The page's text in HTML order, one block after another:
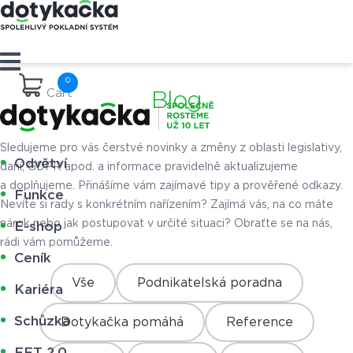
Cart
Odvětví
Funkce
E-shop
Ceník
Kariéra
Schůzka
Blog
Sledujeme pro vás čerstvé novinky a změny z oblasti legislativy,
daní, GDPR apod. a informace pravidelně aktualizujeme
a doplňujeme. Přinášíme vám zajímavé tipy a prověřené odkazy.
Nevíte si rady s konkrétním nařízením? Zajímá vás, na co máte
nárok nebo jak postupovat v určité situaci? Obraťte se na nás,
rádi vám pomůžeme.
Vše Podnikatelská poradna
Dotykačka pomáhá Reference